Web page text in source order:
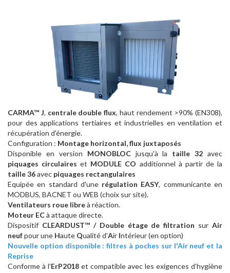
CARMA™ J, centrale double flux, haut rendement >90% (EN308),
pour des applications tertiaires et industrielles en ventilation et
récupération d'énergie.
Configuration : Montage horizontal, flux juxtaposés
Disponible en version MONOBLOC jusqu'à la taille 32 avec
piquages circulaires et MODULE CO additionnel à partir de la
taille 36avec piquages rectangulaires
Equipée en standard d'une régulation EASY, communicante en
MODBUS, BACNET ou WEB (choix sur site).
Ventilateurs roue libreà réaction.
Moteur ECà attaque directe.
Dispositif CLEARDUST™ / Double étage de filtration sur Air
neufpour une Haute Qualité d'Air Intérieur (en option)
Nouvelle option disponible : filtres à poches sur l'Air neuf et la
Reprise
Conforme à l'ErP2018 et compatible avec les exigences d’hygiène